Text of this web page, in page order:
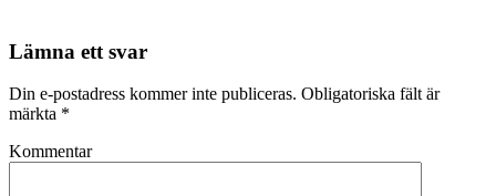
Lämna ett svar
Din e-postadress kommer inte publiceras. Obligatoriska fält är
märkta *
Kommentar